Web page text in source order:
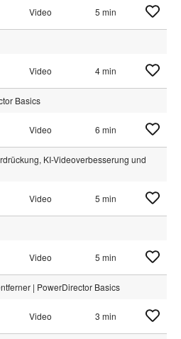
Video 5 min
Video 4 min
Basics
Video 6 min
KI-Videoverbesserung und
Video 5 min
Video 5 min
| PowerDirector Basics
Video 3 min